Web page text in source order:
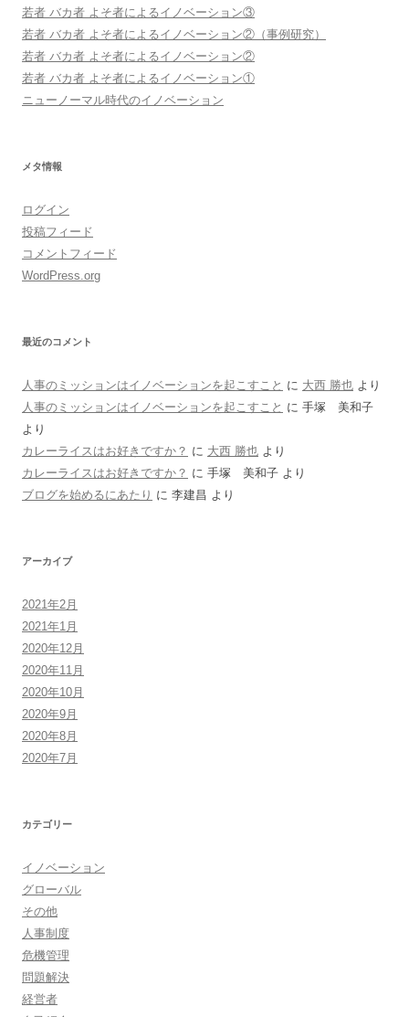
若者 バカ者 よそ者によるイノベーション③
若者 バカ者 よそ者によるイノベーション②（事例研究）
若者 バカ者 よそ者によるイノベーション②
若者 バカ者 よそ者によるイノベーション①
ニューノーマル時代のイノベーション
メタ情報
ログイン
投稿フィード
コメントフィード
WordPress.org
最近のコメント
人事のミッションはイノベーションを起こすこと に 大西 勝也 より
人事のミッションはイノベーションを起こすこと に 手塚 美和子
より
カレーライスはお好きですか？ に 大西 勝也 より
カレーライスはお好きですか？ に 手塚 美和子 より
ブログを始めるにあたり に 李建昌 より
アーカイブ
2021年2月
2021年1月
2020年12月
2020年11月
2020年10月
2020年9月
2020年8月
2020年7月
カテゴリー
イノベーション
グローバル
その他
人事制度
危機管理
問題解決
経営者